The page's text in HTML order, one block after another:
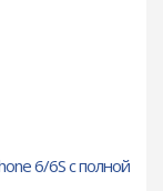
6/6S с полной